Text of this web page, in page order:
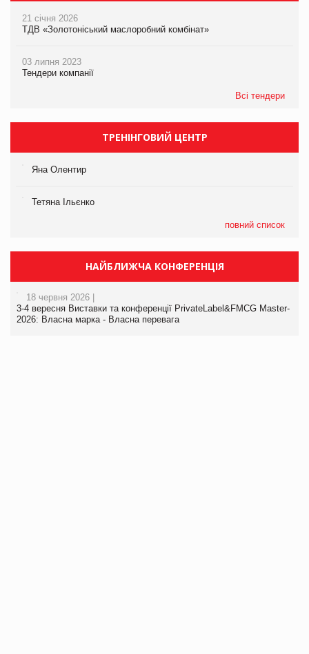
21 січня 2026
ТДВ «Золотоніський маслоробний комбінат»
03 липня 2023
Тендери компанії
Всі тендери
ТРЕНІНГОВИЙ ЦЕНТР
Яна Олентир
Тетяна Ільєнко
повний список
НАЙБЛИЖЧА КОНФЕРЕНЦІЯ
18 червня 2026 |
3-4 вересня Виставки та конференції PrivateLabel&FMCG Master-
2026: Власна марка - Власна перевага